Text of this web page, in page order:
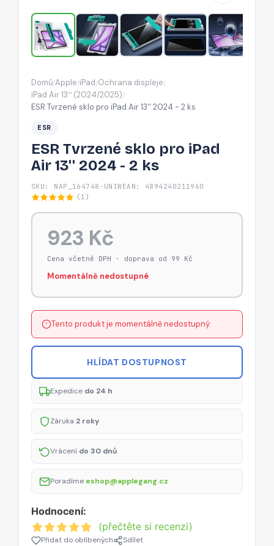
13''
2024
-
2
Domů/Apple/iPad/Ochrana displeje/
iPad Air 13′′ (2024/2025)/
ESR Tvrzené sklo pro iPad Air 13'' 2024 - 2 ks
ESR
ESR Tvrzené sklo pro iPad
Air 13'' 2024 - 2 ks
SKU: NAP_164748-UNIWEAN: 4894240211960
(1)
923 Kč
Cena včetně DPH · doprava od 99 Kč
Momentálně nedostupné
Tento produkt je momentálně nedostupný.
HLÍDAT DOSTUPNOST
Expedice do 24 h
Záruka 2 roky
Vrácení do 30 dnů
Poradíme eshop@applegang.cz
Hodnocení:
(přečtěte si recenzi)
Přidat do oblíbených Sdílet